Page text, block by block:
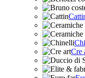
Cre